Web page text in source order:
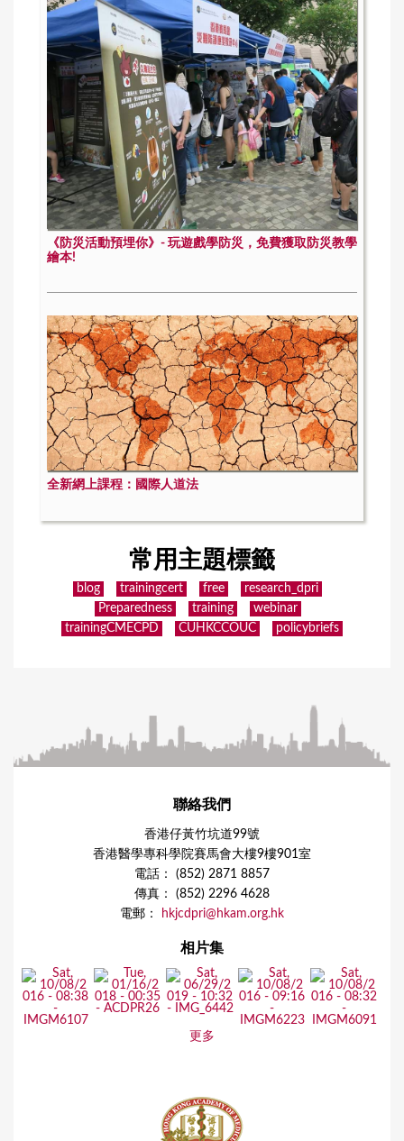
《防災活動預埋你》- 玩遊戲學防災，免費獲取防災教學
繪本!
全新網上課程：國際人道法
常用主題標籤
blog trainingcert free
research_dpri
Preparedness
training
webinar
trainingCMECPD
CUHKCCOUC policybriefs
聯絡我們
香港仔黃竹坑道99號
香港醫學專科學院賽馬會大樓9樓901室
電話： (852) 2871 8857
傳真： (852) 2296 4628
電郵：
hkjcdpri@hkam.org.hk
相片集
更多